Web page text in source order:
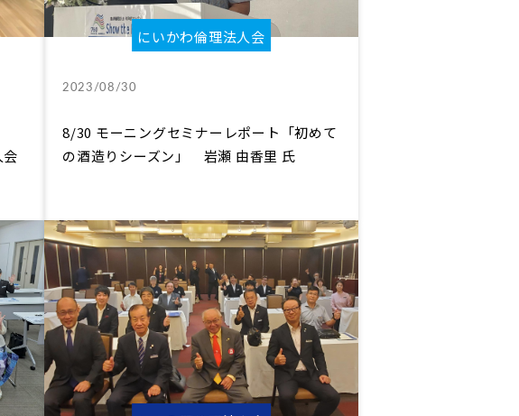
にいかわ倫理法人会
2023/08/30
8/30 モーニングセミナーレポート「初めて
の酒造りシーズン」 岩瀬 由香里 氏